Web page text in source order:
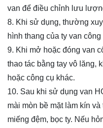
van để điều chỉnh lưu
8. Khi sử dụng, thường
hình thang của ty van công
9. Khi mở hoặc đóng van
thao tác bằng tay vô lăng,
hoặc công cụ khác.
10. Sau khi sử dụng van
mài mòn bề mặt làm kín
miếng đệm, bọc ty. Nếu